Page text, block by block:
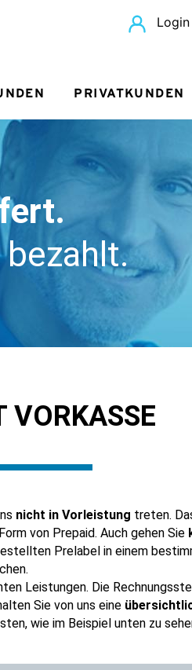
Login
PRIVATKUNDEN
VORKASSE
nicht in Vorleistung treten.
von Prepaid. Auch gehen Sie
Prelabel in einem
Leistungen. Die
Sie von uns eine
wie im Beispiel unten zu